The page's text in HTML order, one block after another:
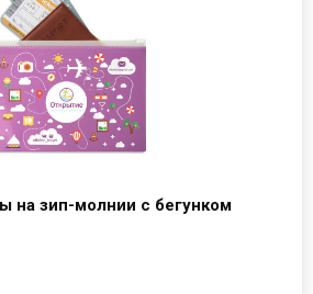
на зип-молнии с бегунком